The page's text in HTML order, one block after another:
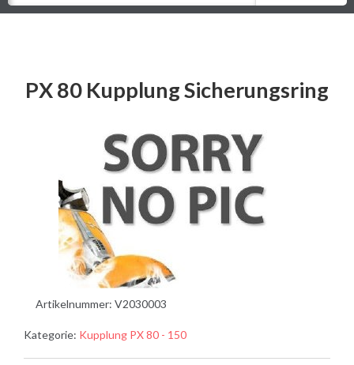
PX 80 Kupplung Sicherungsring
Artikelnummer: V2030003
Kategorie: Kupplung PX 80 - 150